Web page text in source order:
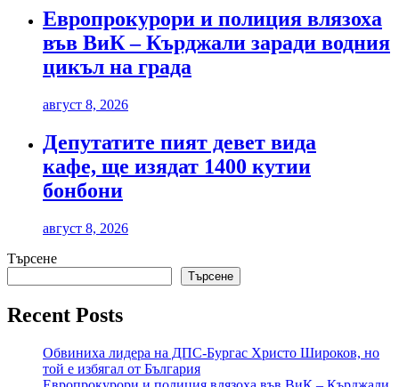
Европрокурори и полиция влязоха
във ВиК – Кърджали заради водния
цикъл на града
август 8, 2026
Депутатите пият девет вида
кафе, ще изядат 1400 кутии
бонбони
август 8, 2026
Търсене
Търсене
Recent Posts
Обвиниха лидера на ДПС-Бургас Христо Широков, но
той е избягал от България